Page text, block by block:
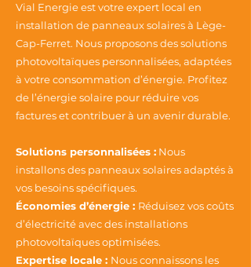
Vial Energie est votre expert local en
installation de panneaux solaires à Lège-
Cap-Ferret. Nous proposons des solutions
photovoltaïques personnalisées, adaptées
à votre consommation d’énergie. Profitez
de l’énergie solaire pour réduire vos
factures et contribuer à un avenir durable.
Solutions personnalisées : Nous
installons des panneaux solaires adaptés à
vos besoins spécifiques.
Économies d’énergie : Réduisez vos coûts
d’électricité avec des installations
photovoltaïques optimisées.
Expertise locale : Nous connaissons les